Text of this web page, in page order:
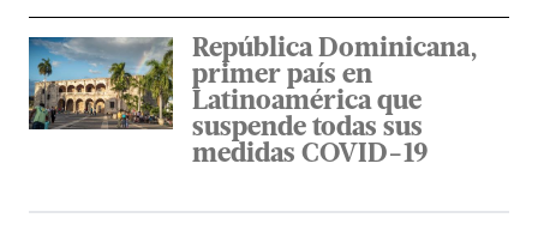
República Dominicana,
primer país en
Latinoamérica que
suspende todas sus
medidas COVID-19